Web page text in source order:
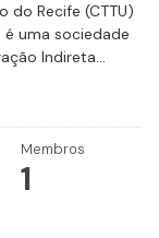
do Recife (CTTU)
uma sociedade
Indireta...
Membros
1